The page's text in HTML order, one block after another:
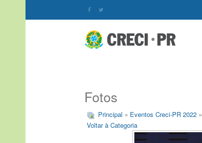
Fotos
Principal » Eventos Creci-PR 2022 »
Voltar à Categoria